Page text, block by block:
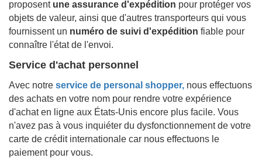
proposent une assurance d'expédition pour protéger vos
objets de valeur, ainsi que d'autres transporteurs qui vous
fournissent un numéro de suivi d'expédition fiable pour
connaître l'état de l'envoi.
Service d'achat personnel
Avec notre service de personal shopper, nous effectuons
des achats en votre nom pour rendre votre expérience
d'achat en ligne aux États-Unis encore plus facile. Vous
n'avez pas à vous inquiéter du dysfonctionnement de votre
carte de crédit internationale car nous effectuons le
paiement pour vous.